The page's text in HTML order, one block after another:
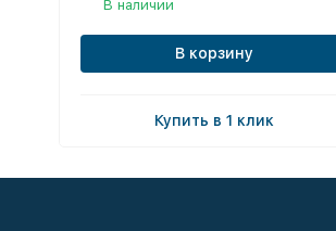
В наличии
В корзину
Купить в 1 клик